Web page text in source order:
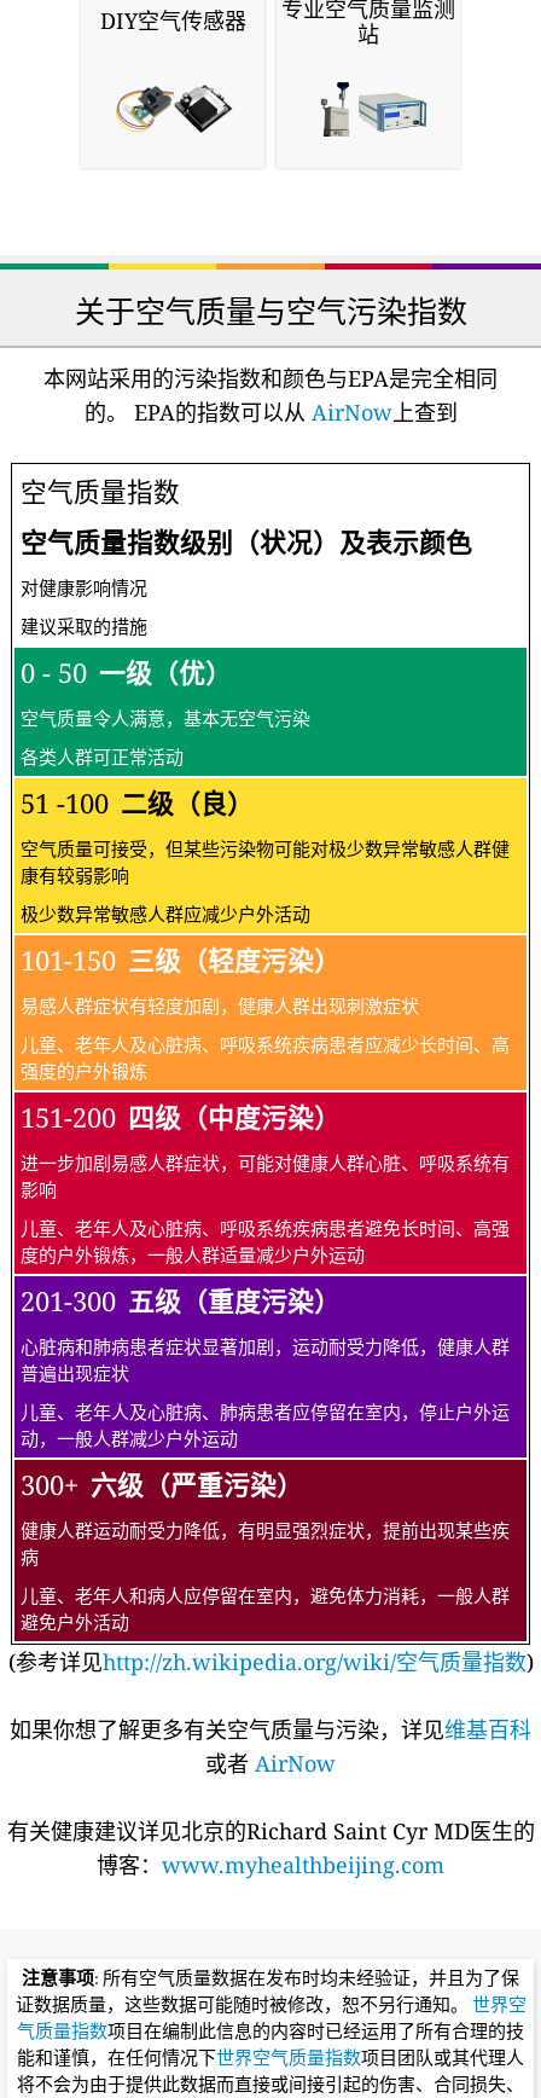
DIY空气传感器
专业空气质量监测
站
关于空气质量与空气污染指数
本网站采用的污染指数和颜色与EPA是完全相同
的。 EPA的指数可以从 AirNow上查到
空气质量指数
空气质量指数级别（状况）及表示颜色
对健康影响情况
建议采取的措施
0 - 50 一级（优）
空气质量令人满意，基本无空气污染
各类人群可正常活动
51 -100 二级（良）
空气质量可接受，但某些污染物可能对极少数异常敏感人群健
康有较弱影响
极少数异常敏感人群应减少户外活动
101-150 三级（轻度污染）
易感人群症状有轻度加剧，健康人群出现刺激症状
儿童、老年人及心脏病、呼吸系统疾病患者应减少长时间、高
强度的户外锻炼
151-200 四级（中度污染）
进一步加剧易感人群症状，可能对健康人群心脏、呼吸系统有
影响
儿童、老年人及心脏病、呼吸系统疾病患者避免长时间、高强
度的户外锻炼，一般人群适量减少户外运动
201-300 五级（重度污染）
心脏病和肺病患者症状显著加剧，运动耐受力降低，健康人群
普遍出现症状
儿童、老年人及心脏病、肺病患者应停留在室内，停止户外运
动，一般人群减少户外运动
300+ 六级（严重污染）
健康人群运动耐受力降低，有明显强烈症状，提前出现某些疾
病
儿童、老年人和病人应停留在室内，避免体力消耗，一般人群
避免户外活动
(参考详见http://zh.wikipedia.org/wiki/空气质量指数)
如果你想了解更多有关空气质量与污染，详见维基百科
或者 AirNow
有关健康建议详见北京的Richard Saint Cyr MD医生的
博客： www.myhealthbeijing.com
注意事项: 所有空气质量数据在发布时均未经验证，并且为了保
证数据质量，这些数据可能随时被修改，恕不另行通知。 世界空
气质量指数项目在编制此信息的内容时已经运用了所有合理的技
能和谨慎，在任何情况下世界空气质量指数项目团队或其代理人
将不会为由于提供此数据而直接或间接引起的伤害、合同损失、